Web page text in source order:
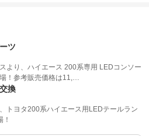
ツ
より、ハイエース 200系専用 LEDコンソー
！参考販売価格は11,…
換
トヨタ200系ハイエース用LEDテールラン